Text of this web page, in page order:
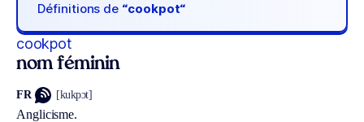
Définitions de “cookpot“
cookpot
nom féminin
FR [kukpɔt]
Anglicisme.